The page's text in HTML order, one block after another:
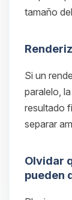
tamaño
Si un
paralelo,
resultado
separar
Olvidar
pueden